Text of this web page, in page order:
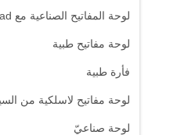
لوحة المفاتيح الصناعية مع Touchpad
لوحة مفاتيح طبية
فأرة طبية
لوحة مفاتيح لاسلكية من
لوحة صناعيّ